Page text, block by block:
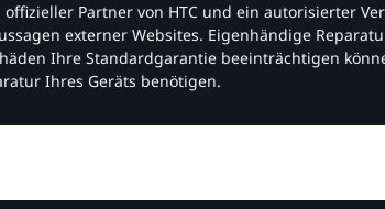
Partner von HTC und ein autorisierter
externer Websites. Eigenhändige
Ihre Standardgarantie beeinträchtigen
Ihres Geräts benötigen.​